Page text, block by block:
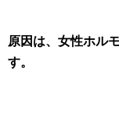
原因は、女性ホル
す。